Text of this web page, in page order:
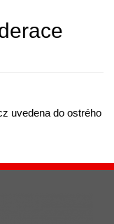
uvedena do ostrého